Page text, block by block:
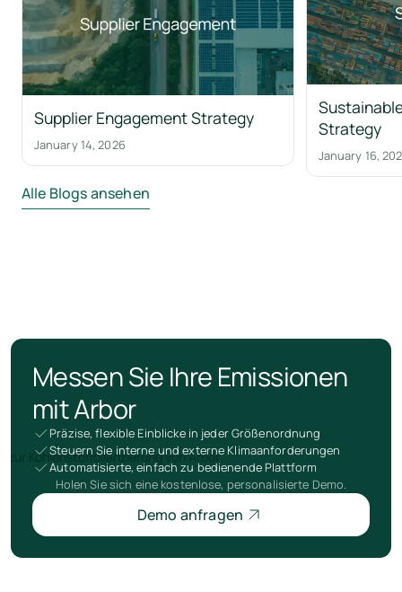
Supplier Engagement Strategy
January 14, 2026
Strategy
January 16,
Alle Blogs ansehen
Messen Sie Ihre Emissionen
mit Arbor
Präzise, flexible Einblicke in jeder Größenordnung
Steuern Sie interne und externe Klimaanforderungen
Automatisierte, einfach zu bedienende Plattform
Holen Sie sich eine kostenlose, personalisierte Demo.
Demo anfragen